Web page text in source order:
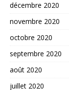
décembre 2020
novembre 2020
octobre 2020
septembre 2020
août 2020
juillet 2020